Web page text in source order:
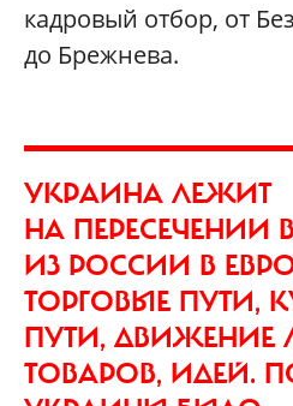
кадровый отбор, от
до Брежнева.
УКРАИНА ЛЕЖИТ
НА ПЕРЕСЕЧЕНИИ
ИЗ РОССИИ В
ТОРГОВЫЕ ПУТИ,
ПУТИ, ДВИЖЕНИЕ
ТОВАРОВ, ИДЕЙ.